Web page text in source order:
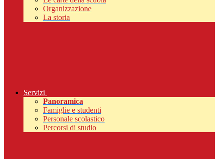
Organizzazione
La storia
Servizi
Panoramica
Famiglie e studenti
Personale scolastico
Percorsi di studio